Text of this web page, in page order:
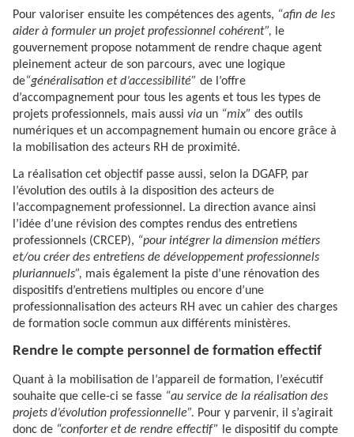
Pour valoriser ensuite les compétences des agents, “afin de les
aider à formuler un projet professionnel cohérent”, le
gouvernement propose notamment de rendre chaque agent
pleinement acteur de son parcours, avec une logique
de“généralisation et d’accessibilité” de l’offre
d’accompagnement pour tous les agents et tous les types de
projets professionnels, mais aussi via un “mix” des outils
numériques et un accompagnement humain ou encore grâce à
la mobilisation des acteurs RH de proximité.
La réalisation cet objectif passe aussi, selon la DGAFP, par
l’évolution des outils à la disposition des acteurs de
l’accompagnement professionnel. La direction avance ainsi
l’idée d’une révision des comptes rendus des entretiens
professionnels (CRCEP), “pour intégrer la dimension métiers
et/ou créer des entretiens de développement professionnels
pluriannuels”, mais également la piste d’une rénovation des
dispositifs d’entretiens multiples ou encore d’une
professionnalisation des acteurs RH avec un cahier des charges
de formation socle commun aux différents ministères.
Rendre le compte personnel de formation effectif
Quant à la mobilisation de l’appareil de formation, l’exécutif
souhaite que celle-ci se fasse “au service de la réalisation des
projets d’évolution professionnelle”. Pour y parvenir, il s’agirait
donc de “conforter et de rendre effectif”
le dispositif du compte